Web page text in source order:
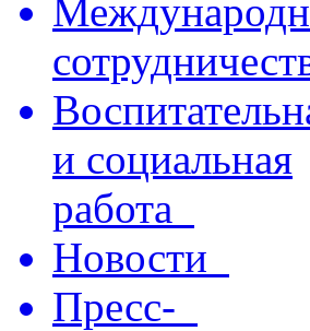
и социальная
работа
Новости
Пресс-